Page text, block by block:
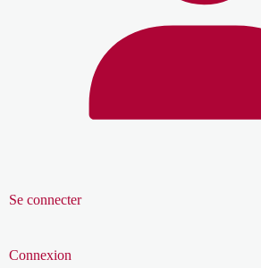
Se connecter
Connexion